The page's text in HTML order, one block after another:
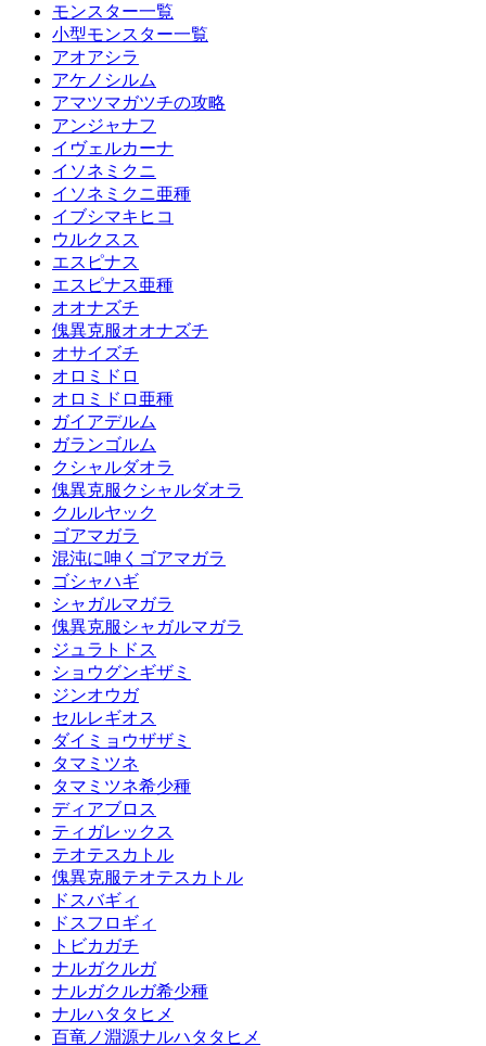
モンスター一覧
小型モンスター一覧
アオアシラ
アケノシルム
アマツマガツチの攻略
アンジャナフ
イヴェルカーナ
イソネミクニ
イソネミクニ亜種
イブシマキヒコ
ウルクスス
エスピナス
エスピナス亜種
オオナズチ
傀異克服オオナズチ
オサイズチ
オロミドロ
オロミドロ亜種
ガイアデルム
ガランゴルム
クシャルダオラ
傀異克服クシャルダオラ
クルルヤック
ゴアマガラ
混沌に呻くゴアマガラ
ゴシャハギ
シャガルマガラ
傀異克服シャガルマガラ
ジュラトドス
ショウグンギザミ
ジンオウガ
セルレギオス
ダイミョウザザミ
タマミツネ
タマミツネ希少種
ディアブロス
ティガレックス
テオテスカトル
傀異克服テオテスカトル
ドスバギィ
ドスフロギィ
トビカガチ
ナルガクルガ
ナルガクルガ希少種
ナルハタタヒメ
百竜ノ淵源ナルハタタヒメ